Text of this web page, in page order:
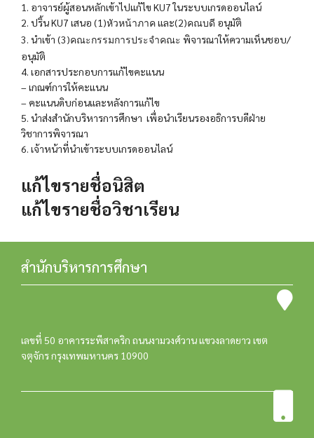
1. อาจารย์ผู้สอนหลักเข้าไปแก้ไข KU7 ในระบบเกรดออนไลน์
2. ปริ้น KU7 เสนอ (1)หัวหน้าภาคและ(2)คณบดี อนุมัติ
3. นำเข้า (3)คณะกรรมการประจำคณะ พิจารณาให้ความเห็นชอบ/
อนุมัติ
4. เอกสารประกอบการแก้ไขคะแนน
– เกณฑ์การให้คะแนน
– คะแนนดิบก่อนและหลังการแก้ไข
5. นำส่งสำนักบริหารการศึกษา เพื่อนำเรียนรองอธิการบดีฝ่าย
วิชาการพิจารณา
6. เจ้าหน้าที่นำเข้าระบบเกรดออนไลน์
แก้ไขรายชื่อนิสิต
แก้ไขรายชื่อวิชาเรียน
สำนักบริหารการศึกษา
เลขที่ 50 อาคารระพีสาคริก ถนนงามวงศ์วาน แขวงลาดยาว เขต
จตุจักร กรุงเทพมหานคร 10900